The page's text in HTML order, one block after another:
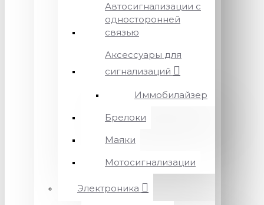
Автосигнализации с
односторонней
связью
Аксессуары для
сигнализаций
Иммобилайзер
Брелоки
Маяки
Мотосигнализации
Электроника